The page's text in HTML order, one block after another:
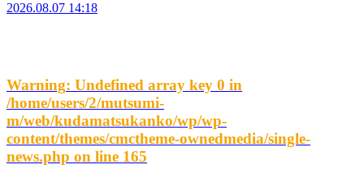
2026.08.07 14:18
Warning: Undefined array key 0 in
/home/users/2/mutsumi-
m/web/kudamatsukanko/wp/wp-
content/themes/cmctheme-ownedmedia/single-
news.php on line 165